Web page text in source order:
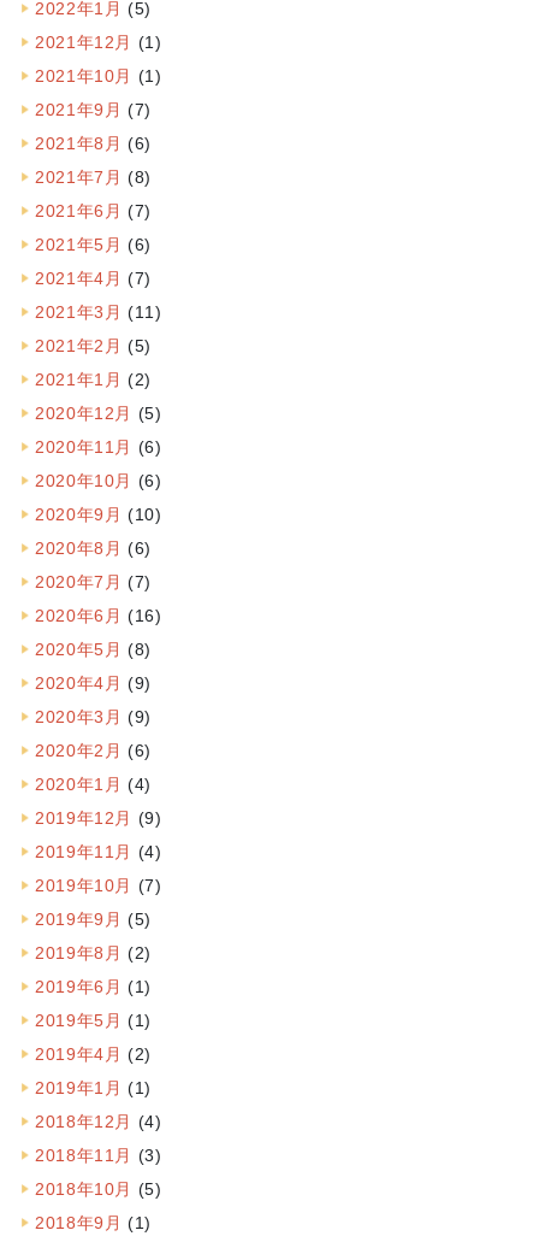
2022年1月 (5)
2021年12月 (1)
2021年10月 (1)
2021年9月 (7)
2021年8月 (6)
2021年7月 (8)
2021年6月 (7)
2021年5月 (6)
2021年4月 (7)
2021年3月 (11)
2021年2月 (5)
2021年1月 (2)
2020年12月 (5)
2020年11月 (6)
2020年10月 (6)
2020年9月 (10)
2020年8月 (6)
2020年7月 (7)
2020年6月 (16)
2020年5月 (8)
2020年4月 (9)
2020年3月 (9)
2020年2月 (6)
2020年1月 (4)
2019年12月 (9)
2019年11月 (4)
2019年10月 (7)
2019年9月 (5)
2019年8月 (2)
2019年6月 (1)
2019年5月 (1)
2019年4月 (2)
2019年1月 (1)
2018年12月 (4)
2018年11月 (3)
2018年10月 (5)
2018年9月 (1)